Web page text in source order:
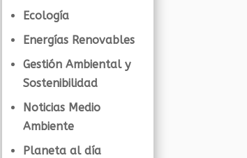
Ecología
Energías Renovables
Gestión Ambiental y
Sostenibilidad
Noticias Medio
Ambiente
Planeta al día